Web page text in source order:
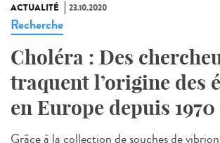
ACTUALITÉ 23.10.2020
Recherche
Choléra : Des
traquent l’origine des
en Europe depuis 1970
Grâce à la collection de souches de